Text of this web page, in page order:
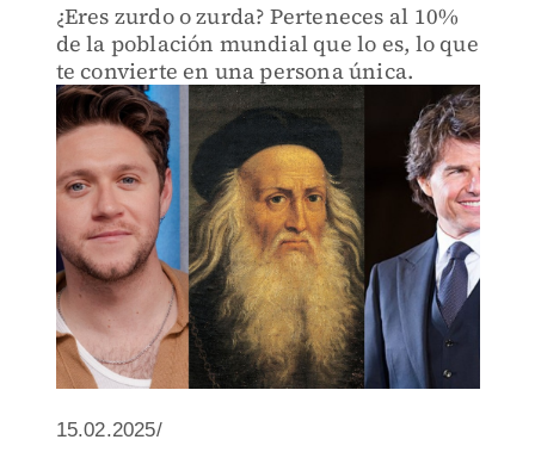
¿Eres zurdo o zurda? Perteneces al 10%
de la población mundial que lo es, lo que
te convierte en una persona única.
15.02.2025/